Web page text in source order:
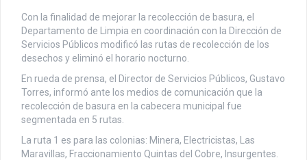
Con la finalidad de mejorar la recolección de basura, el
Departamento de Limpia en coordinación con la Dirección de
Servicios Públicos modificó las rutas de recolección de los
desechos y eliminó el horario nocturno.
En rueda de prensa, el Director de Servicios Públicos, Gustavo
Torres, informó ante los medios de comunicación que la
recolección de basura en la cabecera municipal fue
segmentada en 5 rutas.
La ruta 1 es para las colonias: Minera, Electricistas, Las
Maravillas, Fraccionamiento Quintas del Cobre, Insurgentes.